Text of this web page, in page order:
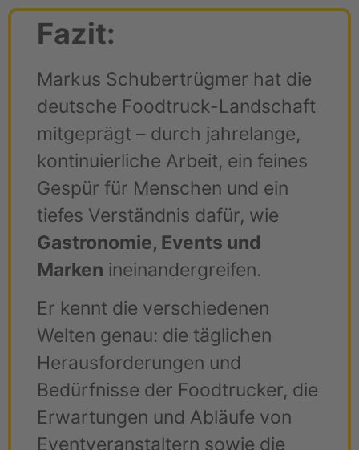
Fazit:
Markus Schubertrügmer hat die
deutsche Foodtruck-Landschaft
mitgeprägt – durch jahrelange,
kontinuierliche Arbeit, ein feines
Gespür für Menschen und ein
tiefes Verständnis dafür, wie
Gastronomie, Events und
Marken ineinandergreifen.
Er kennt die verschiedenen
Welten genau: die täglichen
Herausforderungen und
Bedürfnisse der Foodtrucker, die
Erwartungen und Abläufe von
Eventveranstaltern sowie die